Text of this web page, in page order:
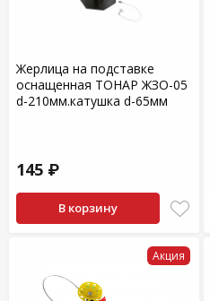
Жерлица на подставке
оснащенная ТОНАР ЖЗО-05
d-210мм.катушка d-65мм
145 ₽
В корзину
Акция